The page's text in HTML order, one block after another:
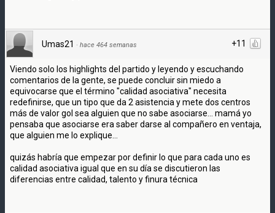
+11
Umas21 · hace 464 semanas
Viendo solo los highlights del partido y leyendo y escuchando
comentarios de la gente, se puede concluir sin miedo a
equivocarse que el término "calidad asociativa" necesita
redefinirse, que un tipo que da 2 asistencia y mete dos centros
más de valor gol sea alguien que no sabe asociarse... mamá yo
pensaba que asociarse era saber darse al compañero en ventaja,
que alguien me lo explique...
quizás habría que empezar por definir lo que para cada uno es
calidad asociativa igual que en su día se discutieron las
diferencias entre calidad, talento y finura técnica